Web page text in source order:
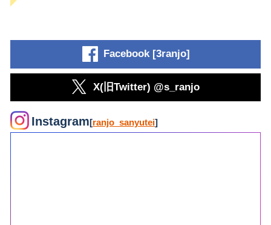
Facebook [3ranjo]
X(旧Twitter) @s_ranjo
Instagram[ranjo_sanyutei]